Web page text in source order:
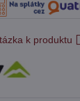
k produktu